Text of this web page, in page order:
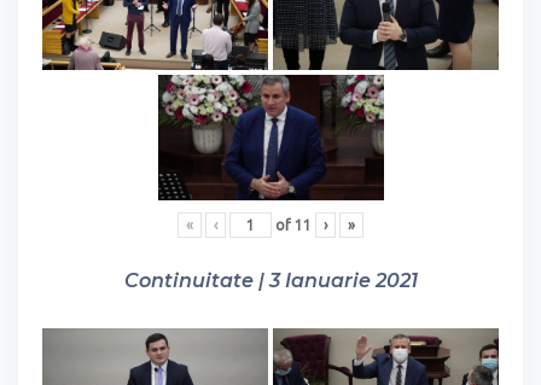
« ‹ of 11 › »
Continuitate | 3 Ianuarie 2021